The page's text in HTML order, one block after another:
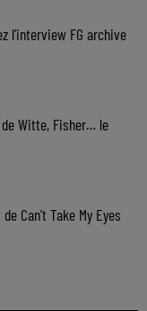
l'interview FG archive
Witte, Fisher… le
Can’t Take My Eyes